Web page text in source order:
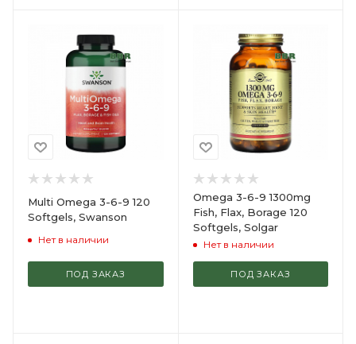
Multi Omega 3-6-9 120
Softgels, Swanson
Нет в наличии
ПОД ЗАКАЗ
Omega 3-6-9 1300mg
Fish, Flax, Borage 120
Softgels, Solgar
Нет в наличии
ПОД ЗАКАЗ